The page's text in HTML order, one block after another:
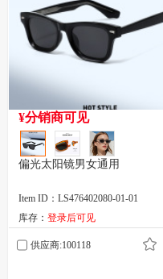
¥分销商可见
偏光太阳镜男女通用
Item ID：LS476402080-01-01
库存： 登录后可见
供应商:100118